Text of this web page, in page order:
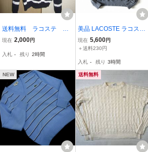
送料無料 ラコステ 国
内正規品 セーター サ
現在 2,000円
入札 - 残り 2時間
美品 LACOSTE ラコステ
洗える♪ 長袖 ワニ 刺繍 ワ
ッペン ウール100% ハイ
ット セーター 杢グレー (F
R 5) r-999
現在 5,600円
＋送料230円
入札 - 残り 3時間
NEW 送料無料